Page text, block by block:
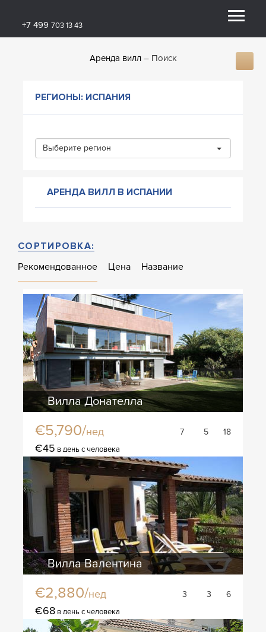
+7 499 703 13 43
Аренда вилл Поиск
РЕГИОНЫ: ИСПАНИЯ
Выберите регион
АРЕНДА ВИЛЛ В ИСПАНИИ
СОРТИРОВКА:
Рекомендованное
Цена Название
Вилла Донателла
€5,790/нед 7 5 18
€45 в день с человека
Вилла Валентина
€2,880/нед 3 3 6
€68 в день с человека